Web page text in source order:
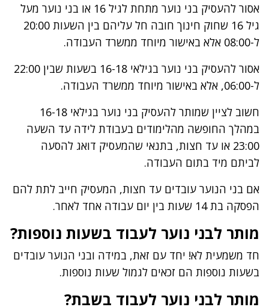
אסור להעסיק בני נוער מתחת לגיל 16 או בני נוער מעל
גיל 16 שחוק חינוך חובה חל עליהם בין השעות 20:00
ל-08:00 אלא באישור מיוחד ממשרד העבודה.
אסור להעסיק בני נוער בגילאי 16-18 בשעות שבין 22:00
ל-06:00, אלא באישור מיוחד ממשרד העבודה.
חשוב לציין שמותר להעסיק בני נוער בגילאי 16-18
במהלך החופשה מהלימודים בעבודת לידה עד השעה
23:00 או עד חצות, בתנאי שהמעסיק דואג להסעה
לביתם מיד בתום העבודה.
אם בני הנוער עובדים עד חצות, המעסיק חייב לתת להם
הפסקה בת 14 שעות בין יום עבודה אחד לאחר.
מותר לבני נוער לעבוד בשעות נוספות?
חד משמעית לא! יחד עם זאת, במידה ובני הנוער עובדים
בשעות נוספות הם זכאים לגמול שעות נוספות.
מותר לבני נוער לעבוד בשבת?